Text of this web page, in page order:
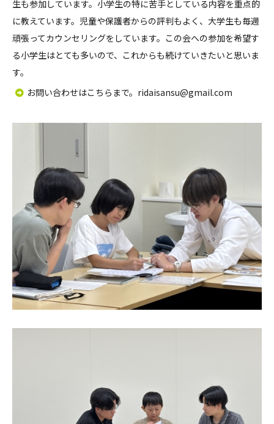
生も参加しています。小学生の特に苦手としている内容を重点的
に教えています。児童や保護者からの評判もよく、大学生も毎週
頑張ってカウンセリングをしています。この会への参加を希望す
る小学生はとても多いので、これからも続けていきたいと思いま
す。
お問い合わせはこちらまで。ridaisansu@gmail.com